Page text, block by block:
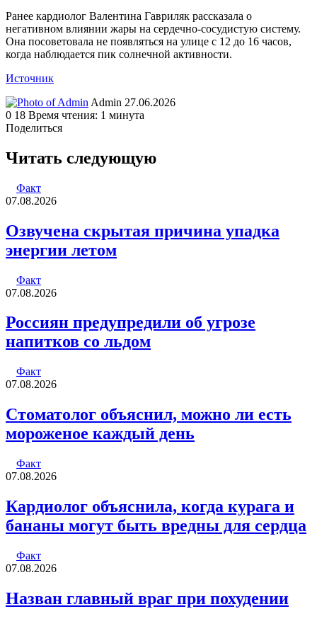
Ранее кардиолог Валентина Гавриляк рассказала о
негативном влиянии жары на сердечно-сосудистую систему.
Она посоветовала не появляться на улице с 12 до 16 часов,
когда наблюдается пик солнечной активности.
Источник
Admin Send
an
27.06.2026
0 18 Время чтения: 1 минута
Поделиться
через
электронную
Читать следующую
Факт
07.08.2026
Озвучена скрытая причина упадка
энергии летом
Факт
07.08.2026
Россиян предупредили об угрозе
напитков со льдом
Факт
07.08.2026
Стоматолог объяснил, можно ли есть
мороженое каждый день
Факт
07.08.2026
Кардиолог объяснила, когда курага и
бананы могут быть вредны для сердца
Факт
07.08.2026
Назван главный враг при похудении